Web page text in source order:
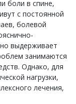
боли в спине,
с постоянной
болевой
выдерживает
занимаются
Однако, для
нагрузки,
лечения,